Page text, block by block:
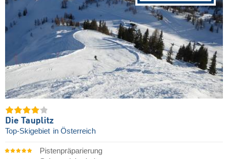
Die Tauplitz
Top-Skigebiet in Österreich
Pistenpräparierung